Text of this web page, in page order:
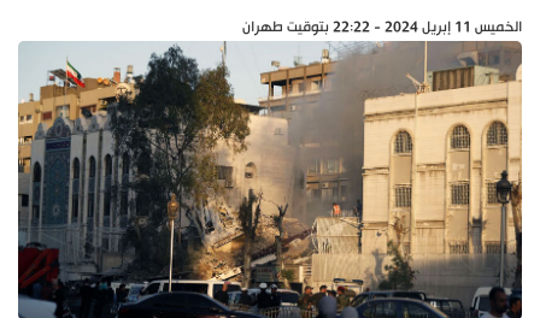
الخميس 11 إبريل 2024 - 22:22 بتوقيت طهران